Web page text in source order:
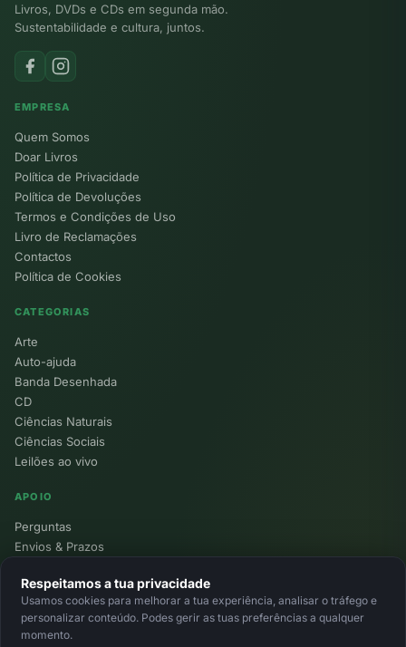
Livros, DVDs e CDs em segunda mão.
Sustentabilidade e cultura, juntos.
EMPRESA
Quem Somos
Doar Livros
Política de Privacidade
Política de Devoluções
Termos e Condições de Uso
Livro de Reclamações
Contactos
Política de Cookies
CATEGORIAS
Arte
Auto-ajuda
Banda Desenhada
CD
Ciências Naturais
Ciências Sociais
Leilões ao vivo
APOIO
Perguntas
Envios & Prazos
Devoluções
Minha Conta
Respeitamos a tua privacidade
Usamos cookies para melhorar a tua experiência, analisar o tráfego e
personalizar conteúdo. Podes gerir as tuas preferências a qualquer
momento.